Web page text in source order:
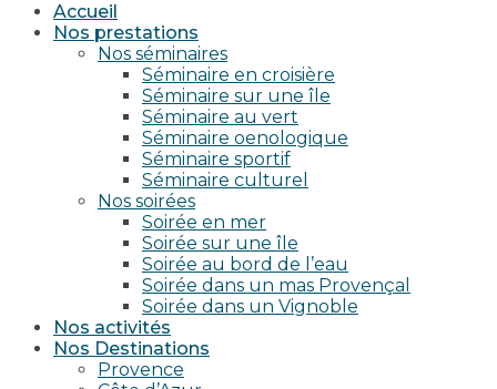
Accueil
Nos prestations
Nos séminaires
Séminaire en croisière
Séminaire sur une île
Séminaire au vert
Séminaire oenologique
Séminaire sportif
Séminaire culturel
Nos soirées
Soirée en mer
Soirée sur une île
Soirée au bord de l’eau
Soirée dans un mas Provençal
Soirée dans un Vignoble
Nos activités
Nos Destinations
Provence